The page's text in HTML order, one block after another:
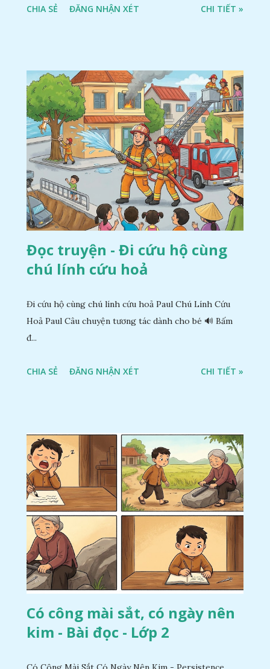
CHIA SẺ ĐĂNG NHẬN XÉT CHI TIẾT »
Đọc truyện - Đi cứu hộ cùng
chú lính cứu hoả
Đi cứu hộ cùng chú lính cứu hoả Paul Chú Lính Cứu
Hoả Paul Câu chuyện tương tác dành cho bé 🔊 Bấm
đ...
CHIA SẺ ĐĂNG NHẬN XÉT CHI TIẾT »
Có công mài sắt, có ngày nên
kim - Bài đọc - Lớp 2